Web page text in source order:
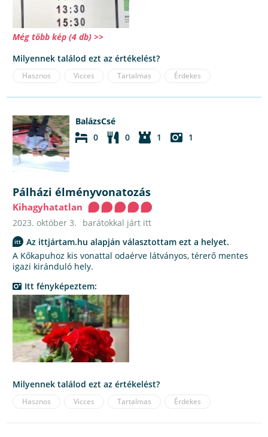
Még több kép (4 db) >>
Milyennek találod ezt az értékelést?
Hasznos Vicces Tartalmas Érdekes
BalázsCsé
0
0 1 1
Pálházi élményvonatozás
Kihagyhatatlan
2023. október 3.
barátokkal járt itt
Az ittjártam.hu alapján választottam ezt a helyet.
A Kőkapuhoz kis vonattal odaérve látványos, térerő mentes
igazi kiránduló hely.
Itt fényképeztem:
Milyennek találod ezt az értékelést?
Hasznos Vicces Tartalmas Érdekes